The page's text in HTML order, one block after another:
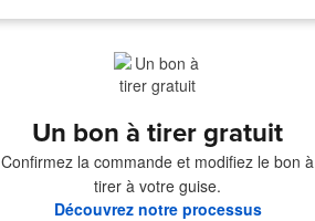
Un bon à tirer gratuit
Confirmez la commande et modifiez le bon à
tirer à votre guise.
Découvrez notre processus